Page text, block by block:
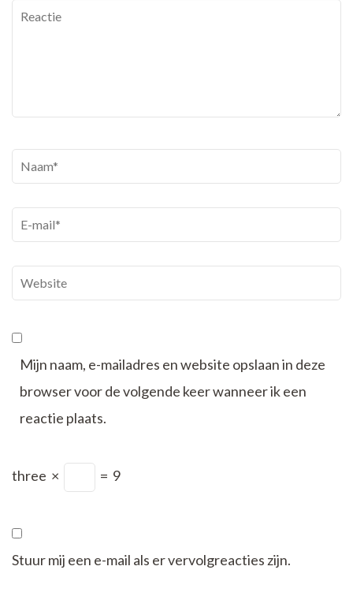
Reactie
Naam*
E-
mail*
Website
Mijn naam, e-mailadres en website opslaan in deze
browser voor de volgende keer wanneer ik een
reactie plaats.
three × = 9
Stuur mij een e-mail als er vervolgreacties zijn.